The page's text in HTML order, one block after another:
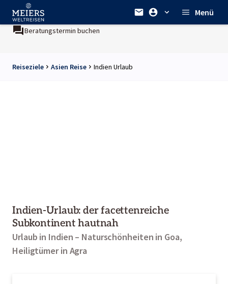
Menü
Ein Unternehmen derREWE Group
Reiseziele Asien Reise Indien Urlaub
Indien-Urlaub: der facettenreiche
Subkontinent hautnah
Urlaub in Indien – Naturschönheiten in Goa,
Heiligtümer in Agra